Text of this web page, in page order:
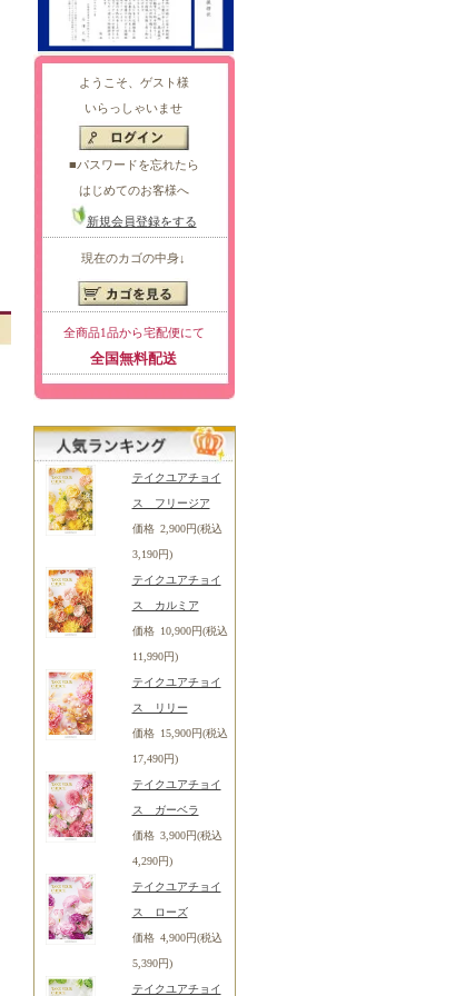
ようこそ、ゲスト様
いらっしゃいませ
■パスワードを忘れたら
はじめてのお客様へ
新規会員登録をする
現在のカゴの中身↓
全商品1品から宅配便にて
全国無料配送
テイクユアチョイ
ス フリージア
価格 2,900円(税込
3,190円)
テイクユアチョイ
ス カルミア
価格 10,900円(税込
11,990円)
テイクユアチョイ
ス リリー
価格 15,900円(税込
17,490円)
テイクユアチョイ
ス ガーベラ
価格 3,900円(税込
4,290円)
テイクユアチョイ
ス ローズ
価格 4,900円(税込
5,390円)
テイクユアチョイ